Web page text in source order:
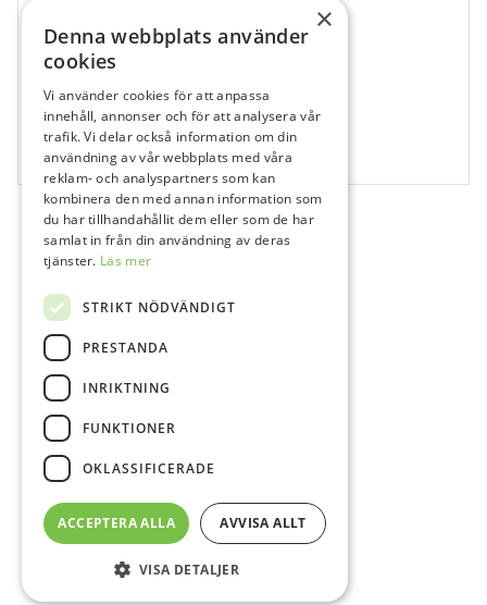
685492
Simplee Nano Flow Komposit, Spruta, A3
1 x 2 gr
×
Denna webbplats använder
cookies
Vi använder cookies för att anpassa
innehåll, annonser och för att analysera vår
trafik. Vi delar också information om din
användning av vår webbplats med våra
reklam- och analyspartners som kan
kombinera den med annan information som
du har tillhandahållit dem eller som de har
samlat in från din användning av deras
tjänster. Läs mer
STRIKT NÖDVÄNDIGT
PRESTANDA
INRIKTNING
FUNKTIONER
OKLASSIFICERADE
ACCEPTERA ALLA AVVISA ALLT
VISA DETALJER